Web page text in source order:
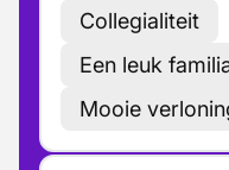
Collegialiteit
Een leuk
Mooie